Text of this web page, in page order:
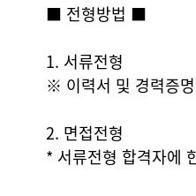
■ 전형방법 ■
1. 서류전형
※ 이력서 및 경력증
2. 면접전형
* 서류전형 합격자에